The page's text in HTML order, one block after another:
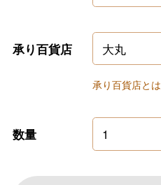
承り百貨店
承り百貨店とは
数量